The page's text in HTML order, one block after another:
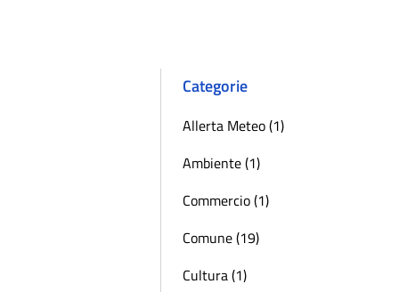
Categorie
Allerta Meteo (1)
Ambiente (1)
Commercio (1)
Comune (19)
Cultura (1)